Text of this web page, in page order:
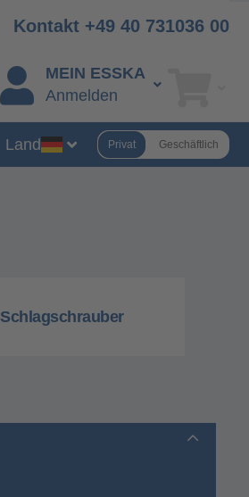
Kontakt +49 40 731036 00
MEIN ESSKA
Anmelden
Land Privat Geschäftlich
Schlagschrauber